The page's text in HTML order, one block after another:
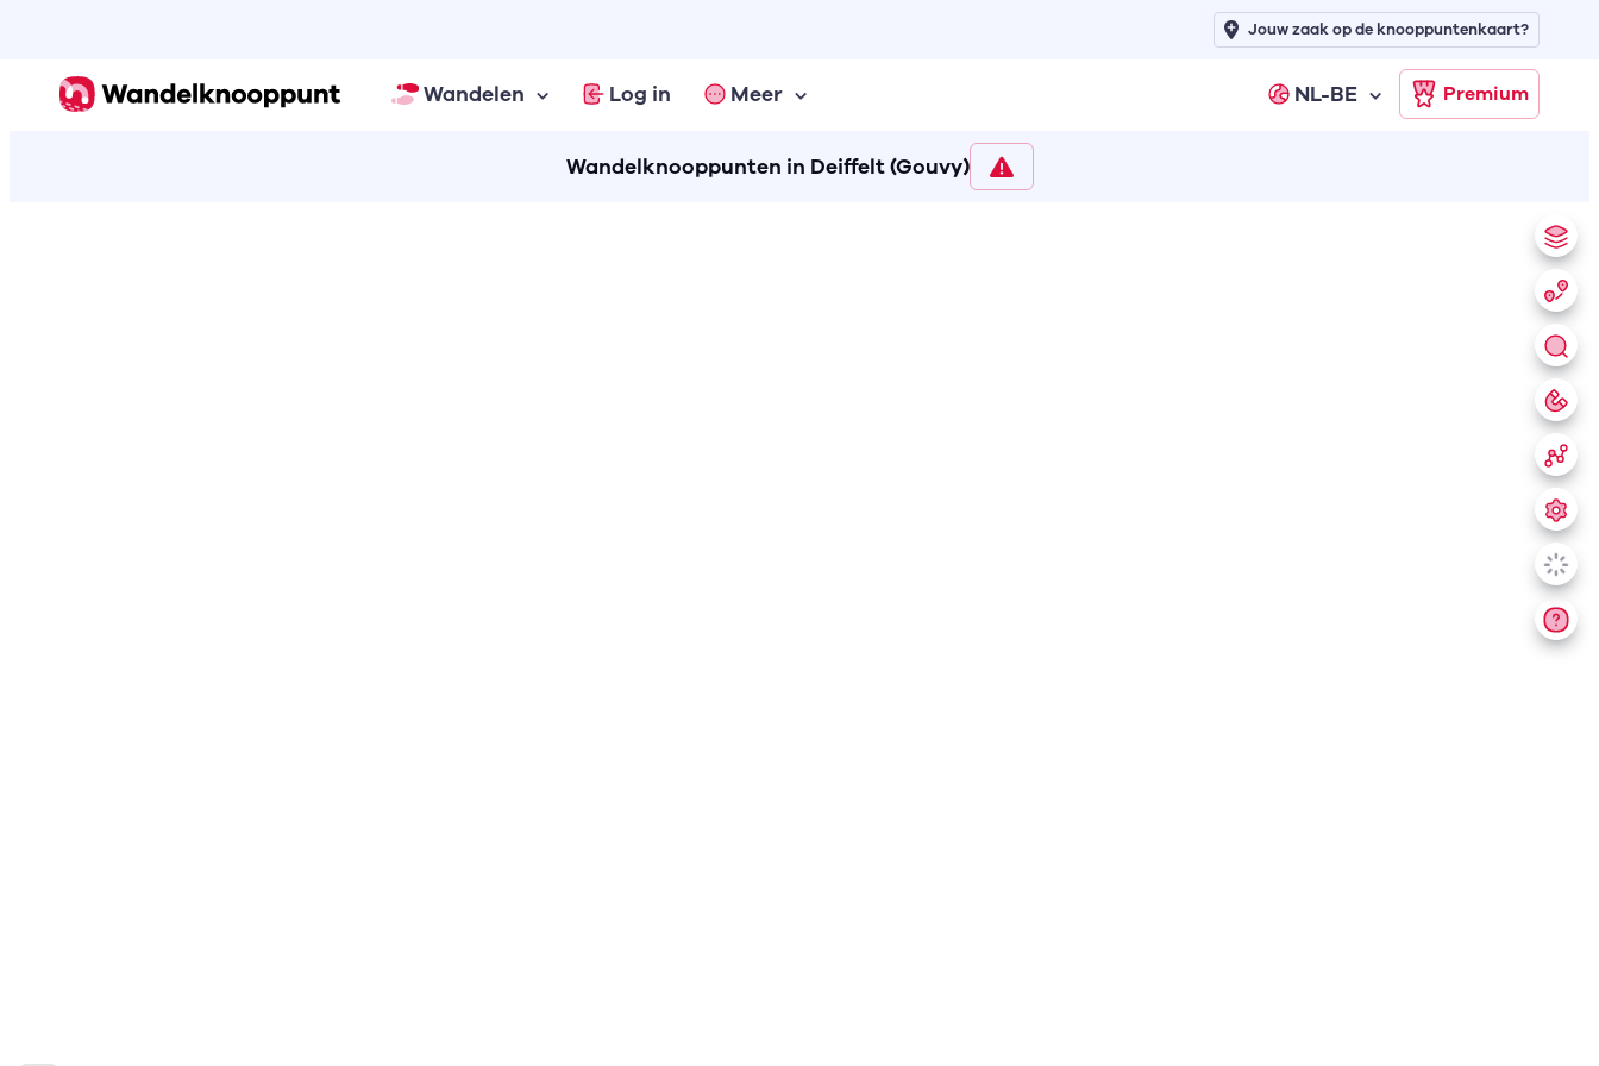
Wandelen Log in Meer NL-BE Premium
Jouw zaak op de knooppuntenkaart?
Wandelknooppunten in Deiffelt (Gouvy)